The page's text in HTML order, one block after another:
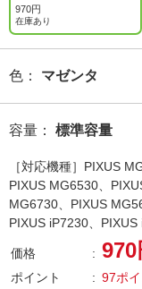
970円
在庫あり
色 ： マゼンタ
容量 ： 標準容量
［対応機種］PIXUS
PIXUS MG6530、
MG6730、PIXUS
PIXUS iP7230、
価格 970
ポイント 97ポイ